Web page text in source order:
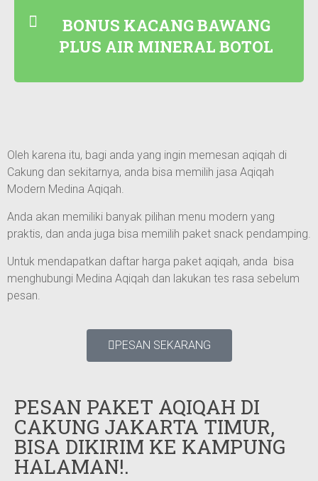
BONUS KACANG BAWANG
PLUS AIR MINERAL BOTOL
Oleh karena itu, bagi anda yang ingin memesan aqiqah di
Cakung dan sekitarnya, anda bisa memilih jasa Aqiqah
Modern Medina Aqiqah.
Anda akan memiliki banyak pilihan menu modern yang
praktis, dan anda juga bisa memilih paket snack pendamping.
Untuk mendapatkan daftar harga paket aqiqah, anda bisa
menghubungi Medina Aqiqah dan lakukan tes rasa sebelum
pesan.
PESAN SEKARANG
PESAN PAKET AQIQAH DI
CAKUNG JAKARTA TIMUR,
BISA DIKIRIM KE KAMPUNG
HALAMAN!.